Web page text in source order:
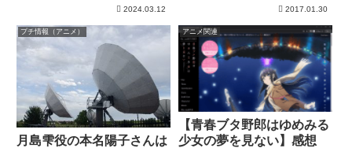
2024.03.12 2017.01.30
プチ情報（アニメ）
月島雫役の本名陽子さんは
アニメ関連
【青春ブタ野郎はゆめみる
少女の夢を見ない】感想